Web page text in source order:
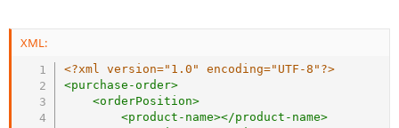
XML:
<?xml version="1.0" encoding="UTF-8"?>
<purchase-order>
<orderPosition>
<product-name></product-name>